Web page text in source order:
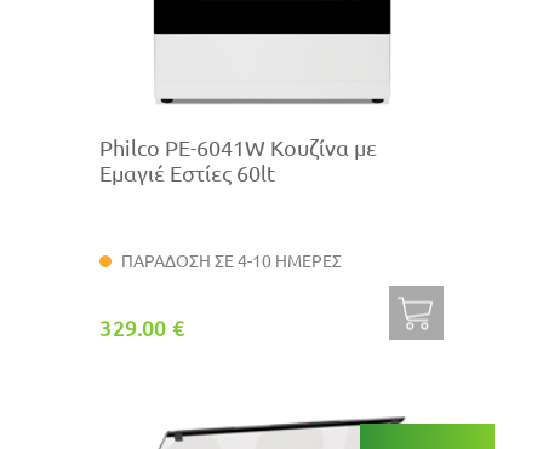
Philco PE-6041W Κουζίνα με
Εμαγιέ Εστίες 60lt
ΠΑΡΑΔΟΣΗ ΣΕ 4-10 ΗΜΕΡΕΣ
329.00 €